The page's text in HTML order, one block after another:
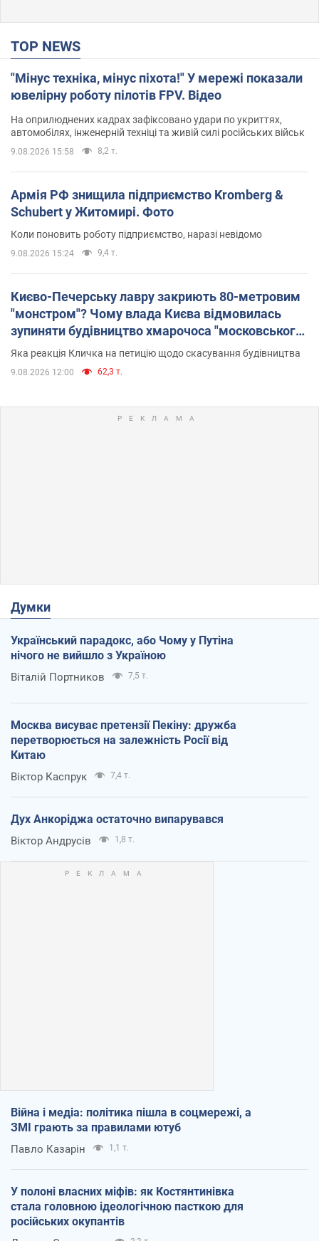
TOP NEWS
"Мінус техніка, мінус піхота!" У мережі показали
ювелірну роботу пілотів FPV. Відео
На оприлюднених кадрах зафіксовано удари по укриттях,
автомобілях, інженерній техніці та живій силі російських військ
9.08.2026 15:58 8,2 т.
Армія РФ знищила підприємство Kromberg &
Schubert у Житомирі. Фото
Коли поновить роботу підприємство, наразі невідомо
9.08.2026 15:24 9,4 т.
Києво-Печерську лавру закриють 80-метровим
"монстром"? Чому влада Києва відмовилась
зупиняти будівництво хмарочоса "московського
вірянина"
Яка реакція Кличка на петицію щодо скасування будівництва
9.08.2026 12:00 62,3 т.
Думки
Український парадокс, або Чому у Путіна
нічого не вийшло з Україною
Віталій Портников 7,5 т.
Москва висуває претензії Пекіну: дружба
перетворюється на залежність Росії від
Китаю
Віктор Каспрук 7,4 т.
Дух Анкоріджа остаточно випарувався
Віктор Андрусів 1,8 т.
Війна і медіа: політика пішла в соцмережі, а
ЗМІ грають за правилами ютуб
Павло Казарін 1,1 т.
У полоні власних міфів: як Костянтинівка
стала головною ідеологічною пасткою для
російських окупантів